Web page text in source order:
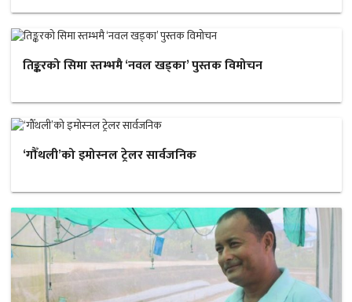
तिङ्करको सिमा स्तम्भमै ‘नवल खड्का’ पुस्तक विमोचन
‘गौँथली’को इमोस्नल ट्रेलर सार्वजनिक